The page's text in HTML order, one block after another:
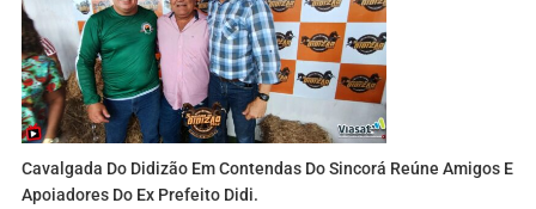
Cavalgada Do Didizão Em Contendas Do Sincorá Reúne Amigos E
Apoiadores Do Ex Prefeito Didi.